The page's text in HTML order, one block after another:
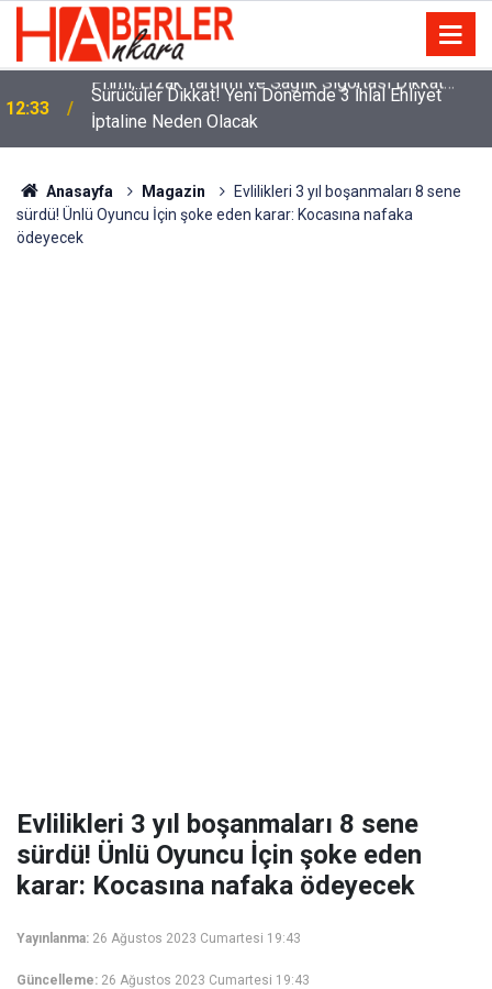
12:33
Sürücüler Dikkat! Yeni Dönemde 3 İhlal Ehliyet
İptaline Neden Olacak
Anasayfa Magazin
Evlilikleri 3 yıl boşanmaları 8 sene
sürdü! Ünlü Oyuncu İçin şoke eden karar: Kocasına nafaka
ödeyecek
Evlilikleri 3 yıl boşanmaları 8 sene
sürdü! Ünlü Oyuncu İçin şoke eden
karar: Kocasına nafaka ödeyecek
Yayınlanma: 26 Ağustos 2023 Cumartesi 19:43
Güncelleme: 26 Ağustos 2023 Cumartesi 19:43